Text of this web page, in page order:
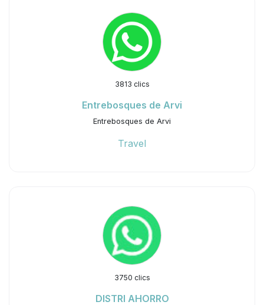
3813 clics
Entrebosques de Arvi
Entrebosques de Arvi
Travel
3750 clics
DISTRI AHORRO